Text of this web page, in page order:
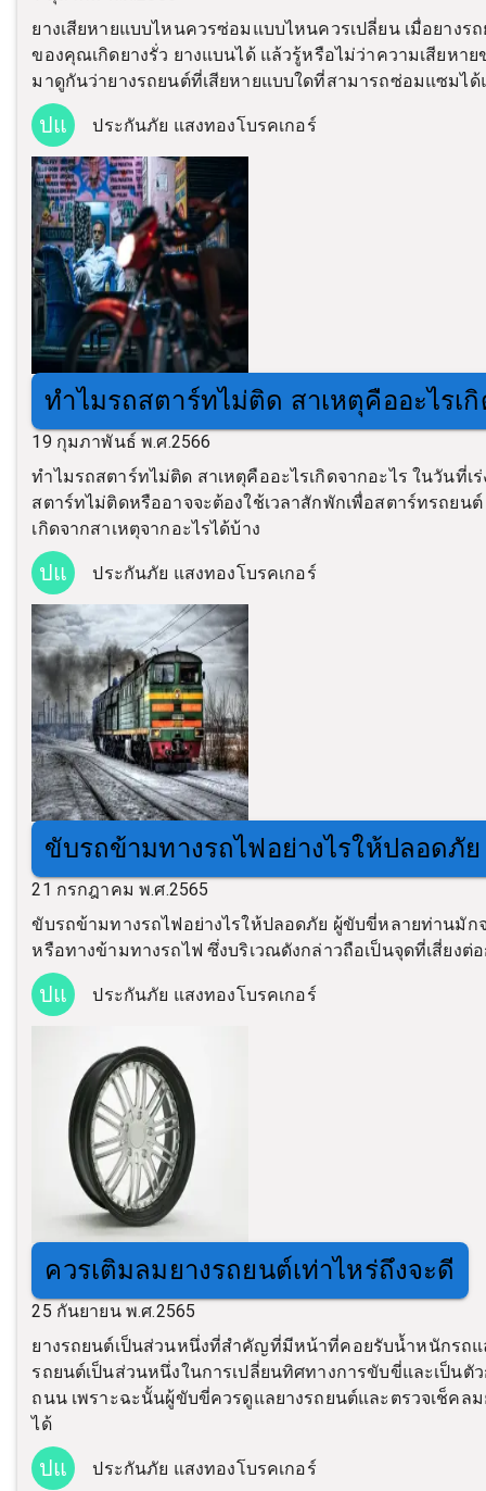
ยางเสียหายแบบไหนควรซ่อมแบบไหนควรเปลี่ยน เมื่อยาง
ของคุณเกิดยางรั่ว ยางแบนได้ แล้วรู้หรือไม่ว่าความเสียห
มาดูกันว่ายางรถยนต์ที่เสียหายแบบใดที่สามารถซ่อมแซมไ
ปแ ประกันภัย แสงทองโบรคเกอร์
ทำไมรถสตาร์ทไม่ติด สาเหตุคืออะไรเ
19 กุมภาพันธ์ พ.ศ.2566
ทำไมรถสตาร์ทไม่ติด สาเหตุคืออะไรเกิดจากอะไร ในวัน
สตาร์ทไม่ติดหรืออาจจะต้องใช้เวลาสักพักเพื่อสตาร์ทรถย
เกิดจากสาเหตุจากอะไรได้บ้าง
ปแ ประกันภัย แสงทองโบรคเกอร์
ขับรถข้ามทางรถไฟอย่างไรให้ปลอดภัย
21 กรกฎาคม พ.ศ.2565
ขับรถข้ามทางรถไฟอย่างไรให้ปลอดภัย ผู้ขับขี่หลายท่านมั
หรือทางข้ามทางรถไฟ ซึ่งบริเวณดังกล่าวถือเป็นจุดที่เสี่ยง
ปแ ประกันภัย แสงทองโบรคเกอร์
ควรเติมลมยางรถยนต์เท่าไหร่ถึงจะดี
25 กันยายน พ.ศ.2565
ยางรถยนต์เป็นส่วนหนึ่งที่สำคัญที่มีหน้าที่คอยรับน้ำหนักรถ
รถยนต์เป็นส่วนหนึ่งในการเปลี่ยนทิศทางการขับขี่และเป็น
ถนน เพราะฉะนั้นผู้ขับขี่ควรดูแลยางรถยนต์และตรวจเช็คล
ได้
ปแ ประกันภัย แสงทองโบรคเกอร์